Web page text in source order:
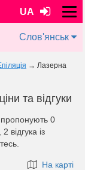
UA
Слов'янськ
→ Лазерна
та відгуки
0
відгука із
На карті